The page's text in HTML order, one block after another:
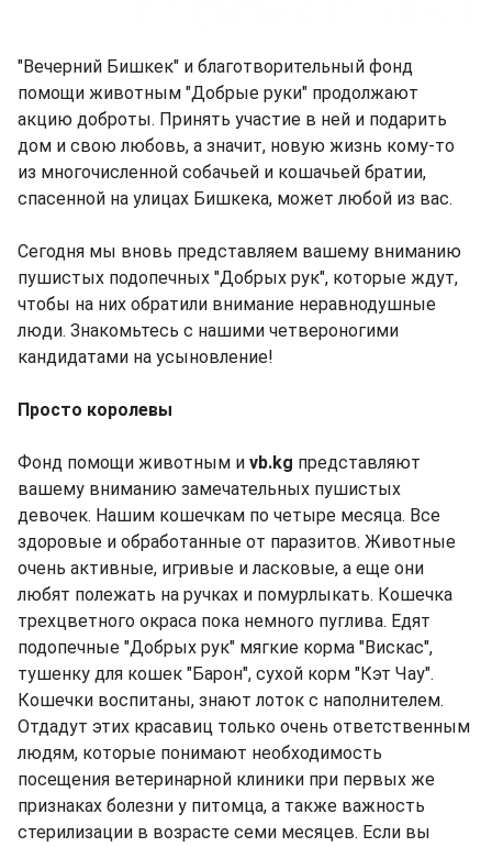
"Вечерний Бишкек" и благотворительный фонд
помощи животным "Добрые руки" продолжают
акцию доброты. Принять участие в ней и подарить
дом и свою любовь, а значит, новую жизнь кому-то
из многочисленной собачьей и кошачьей братии,
спасенной на улицах Бишкека, может любой из вас.
Сегодня мы вновь представляем вашему вниманию
пушистых подопечных "Добрых рук", которые ждут,
чтобы на них обратили внимание неравнодушные
люди. Знакомьтесь с нашими четвероногими
кандидатами на усыновление!
Просто королевы
Фонд помощи животным и vb.kg представляют
вашему вниманию замечательных пушистых
девочек. Нашим кошечкам по четыре месяца. Все
здоровые и обработанные от паразитов. Животные
очень активные, игривые и ласковые, а еще они
любят полежать на ручках и помурлыкать. Кошечка
трехцветного окраса пока немного пуглива. Едят
подопечные "Добрых рук" мягкие корма "Вискас",
тушенку для кошек "Барон", сухой корм "Кэт Чау".
Кошечки воспитаны, знают лоток с наполнителем.
Отдадут этих красавиц только очень ответственным
людям, которые понимают необходимость
посещения ветеринарной клиники при первых же
признаках болезни у питомца, а также важность
стерилизации в возрасте семи месяцев. Если вы